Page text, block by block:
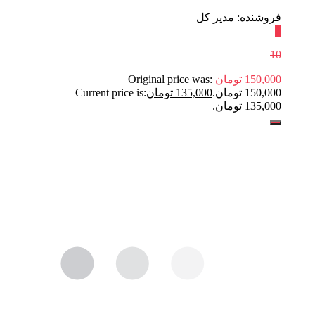
فروشنده: مدیر کل
10
150,000 تومان Original price was:
150,000 تومان.
135,000 تومانCurrent price is:
135,000 تومان.